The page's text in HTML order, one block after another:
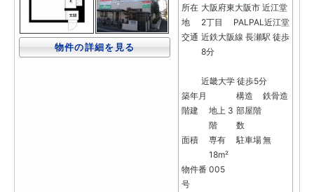
物件の詳細を見る
所在
地
大阪府東大阪市 近江堂
2丁目 PALPAL近江堂
交通 近鉄大阪線 長瀬駅 徒歩
8分
近畿大学 徒歩5分
築年月
構造
鉄骨造
階建
地上 3
階
部屋階
数
面積
専有
18m²
駐車場無
物件番
号
005